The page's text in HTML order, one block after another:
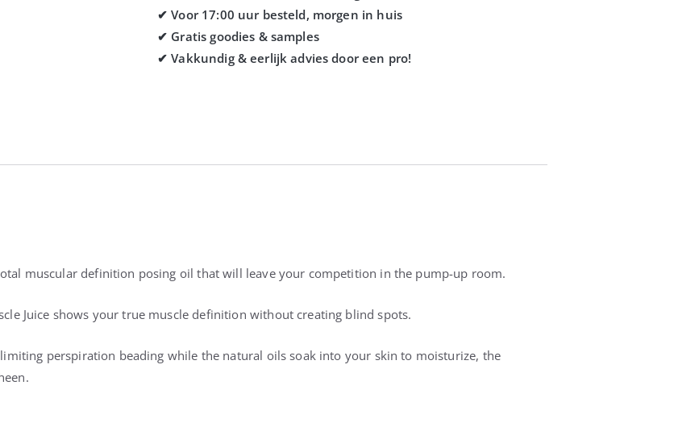
muscular definition posing oil that will leave your competition in the pump-up room.
Juice shows your true muscle definition without creating blind spots.
perspiration beading while the natural oils soak into your skin to moisturize, the